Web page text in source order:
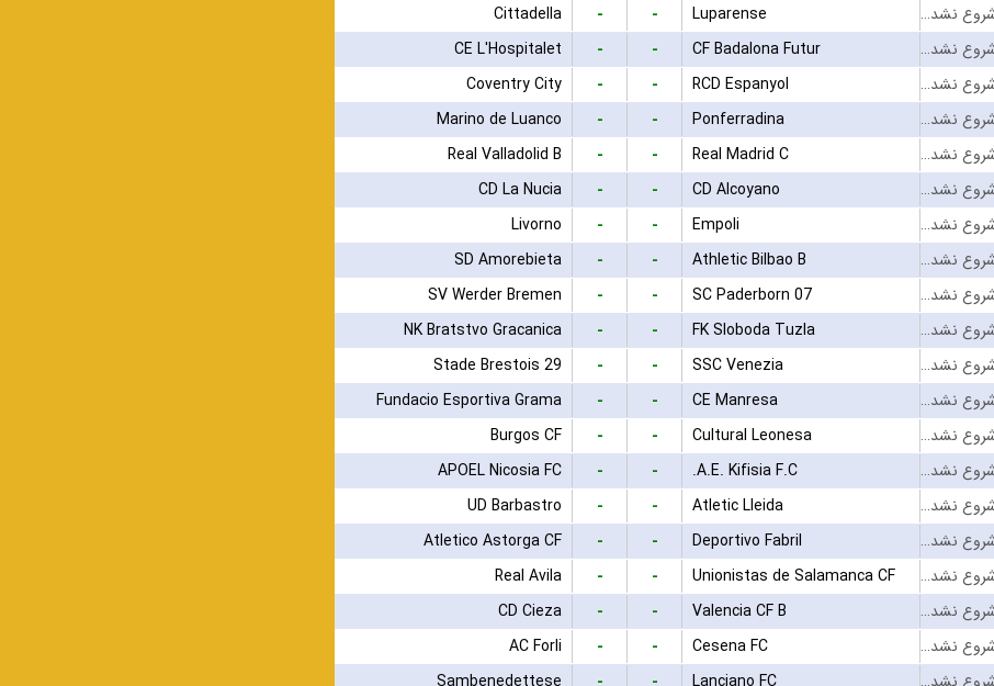
Cittadella
- - Luparense بازی شروع نشده است
CE L'Hospitalet
- - CF Badalona Futur بازی شروع نشده است
Coventry City
- - RCD Espanyol بازی شروع نشده است
Marino de Luanco
- - Ponferradina بازی شروع نشده است
Real Valladolid B
- - Real Madrid C بازی شروع نشده است
CD La Nucia
- - CD Alcoyano بازی شروع نشده است
Livorno
- - Empoli بازی شروع نشده است
SD Amorebieta
- - Athletic Bilbao B بازی شروع نشده است
SV Werder Bremen
- - SC Paderborn 07 بازی شروع نشده است
NK Bratstvo Gracanica
- - FK Sloboda Tuzla بازی شروع نشده است
Stade Brestois 29
- - SSC Venezia بازی شروع نشده است
Fundacio Esportiva Grama
- - CE Manresa بازی شروع نشده است
Burgos CF
- - Cultural Leonesa بازی شروع نشده است
APOEL Nicosia FC
- - A.E. Kifisia F.C. بازی شروع نشده است
UD Barbastro
- - Atletic Lleida بازی شروع نشده است
Atletico Astorga CF
- - Deportivo Fabril بازی شروع نشده است
Real Avila
- - Unionistas de Salamanca CF بازی شروع نشده است
CD Cieza
- - Valencia CF B بازی شروع نشده است
AC Forli
- - Cesena FC بازی شروع نشده است